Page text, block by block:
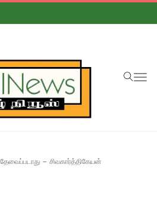
தேவைப்படாது – சிவகார்த்திகேயன்